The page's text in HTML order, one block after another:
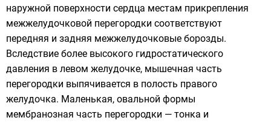
наружной поверхности сердца местам прикрепления
межжелудочковой перегородки соответствуют
передняя и задняя межжелудочковые борозды.
Вследствие более высокого гидростатического
давления в левом желудочке, мышечная часть
перегородки выпячивается в полость правого
желудочка. Маленькая, овальной формы
мембранозная часть перегородки — тонка и